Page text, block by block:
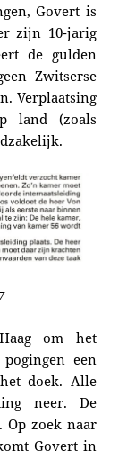
Govert is
zijn 10-jarig
de gulden
Zwitserse
Verplaatsing
land (zoals
om het
een
doek. Alle
neer. De
zoek naar
Govert in